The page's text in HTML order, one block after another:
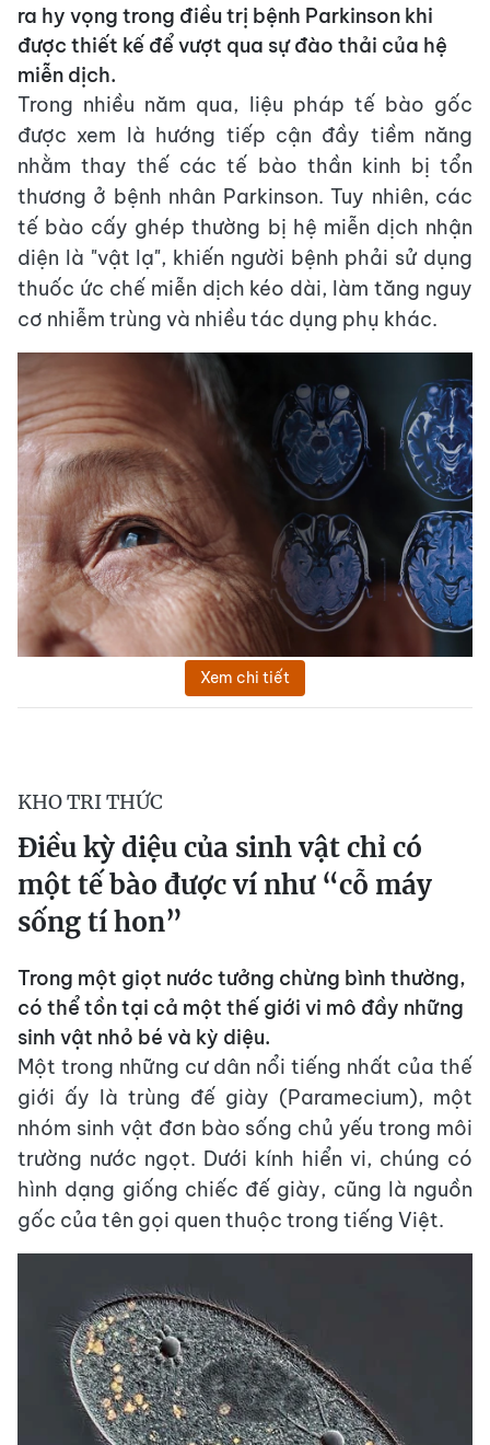
ra hy vọng trong điều trị bệnh Parkinson khi
được thiết kế để vượt qua sự đào thải của hệ
miễn dịch.
Trong nhiều năm qua, liệu pháp tế bào gốc
được xem là hướng tiếp cận đầy tiềm năng
nhằm thay thế các tế bào thần kinh bị tổn
thương ở bệnh nhân Parkinson. Tuy nhiên, các
tế bào cấy ghép thường bị hệ miễn dịch nhận
diện là "vật lạ", khiến người bệnh phải sử dụng
thuốc ức chế miễn dịch kéo dài, làm tăng nguy
cơ nhiễm trùng và nhiều tác dụng phụ khác.
Xem chi tiết
KHO TRI THỨC
Điều kỳ diệu của sinh vật chỉ có
một tế bào được ví như “cỗ máy
sống tí hon”
Trong một giọt nước tưởng chừng bình thường,
có thể tồn tại cả một thế giới vi mô đầy những
sinh vật nhỏ bé và kỳ diệu.
Một trong những cư dân nổi tiếng nhất của thế
giới ấy là trùng đế giày (Paramecium), một
nhóm sinh vật đơn bào sống chủ yếu trong môi
trường nước ngọt. Dưới kính hiển vi, chúng có
hình dạng giống chiếc đế giày, cũng là nguồn
gốc của tên gọi quen thuộc trong tiếng Việt.